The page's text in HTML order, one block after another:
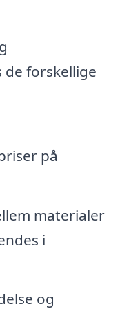
forskellige
på
materialer
i
og